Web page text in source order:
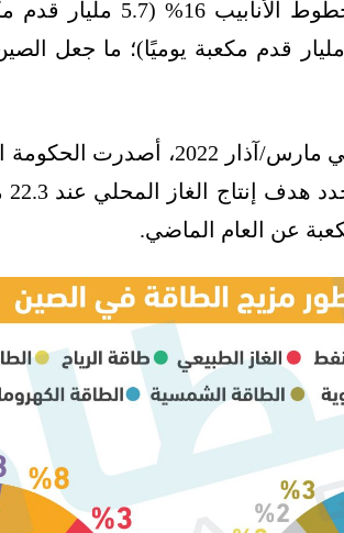
وبلغت واردات الغاز عن
30% (10.5 مليار قدم مكعبة يوميًا)؛ ما